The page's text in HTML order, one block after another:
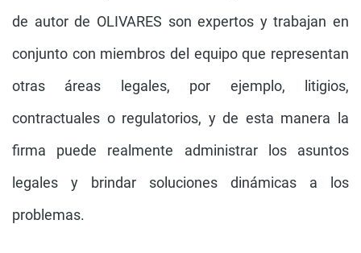
de autor de OLIVARES son expertos y trabajan en
conjunto con miembros del equipo que representan
otras áreas legales, por ejemplo, litigios,
contractuales o regulatorios, y de esta manera la
firma puede realmente administrar los asuntos
legales y brindar soluciones dinámicas a los
problemas.